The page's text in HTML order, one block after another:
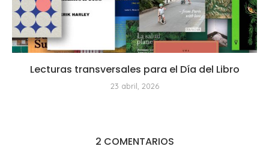
Lecturas transversales para el Día del Libro
23 abril, 2026
2 COMENTARIOS